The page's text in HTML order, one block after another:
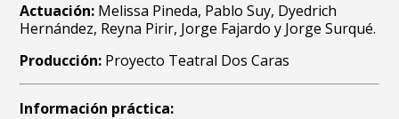
Actuación: Melissa Pineda, Pablo Suy, Dyedrich
Hernández, Reyna Pirir, Jorge Fajardo y Jorge Surqué.
Producción: Proyecto Teatral Dos Caras
Información práctica: